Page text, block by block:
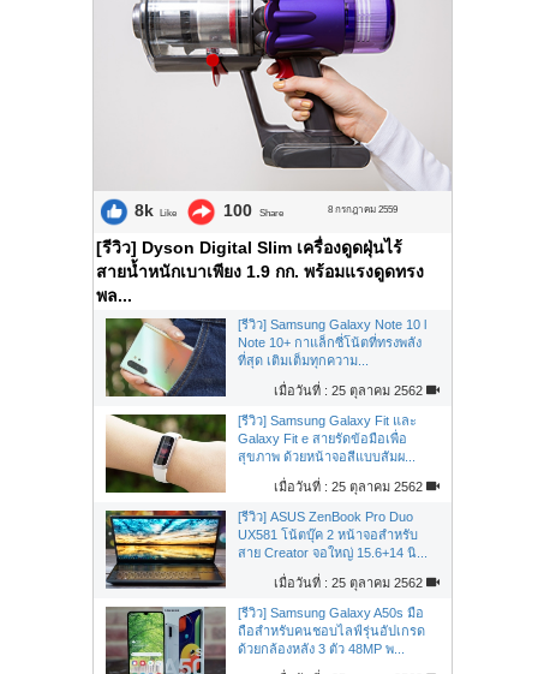
8k Like 100 Share 8 กรกฎาคม 2559
[รีวิว] Dyson Digital Slim เครื่องดูดฝุ่นไร้
สายน้ำหนักเบาเพียง 1.9 กก. พร้อมแรงดูดทรง
พล...
[รีวิว] Samsung Galaxy Note 10 l
Note 10+ กาแล็กซี่โน้ตที่ทรงพลัง
ที่สุด เติมเต็มทุกความ...
เมื่อวันที่ : 25 ตุลาคม 2562
[รีวิว] Samsung Galaxy Fit และ
Galaxy Fit e สายรัดข้อมือเพื่อ
สุขภาพ ด้วยหน้าจอสีแบบสัมผ...
เมื่อวันที่ : 25 ตุลาคม 2562
[รีวิว] ASUS ZenBook Pro Duo
UX581 โน้ตบุ๊ค 2 หน้าจอสำหรับ
สาย Creator จอใหญ่ 15.6+14 นิ...
เมื่อวันที่ : 25 ตุลาคม 2562
[รีวิว] Samsung Galaxy A50s มือ
ถือสำหรับคนชอบไลฟ์รุ่นอัปเกรด
ด้วยกล้องหลัง 3 ตัว 48MP พ...